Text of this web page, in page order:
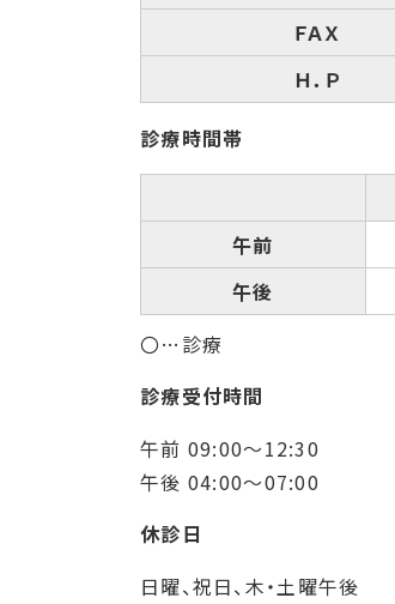
ＦＡＸ
Ｈ．Ｐ
診療時間帯
午前
午後
〇…診療
診療受付時間
午前 09:00～12:30
午後 04:00～07:00
休診日
日曜、祝日、木・土曜午後